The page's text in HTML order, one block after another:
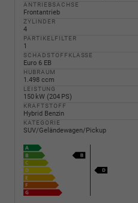
ANTRIEBSACHSE
Frontantrieb
ZYLINDER
4
PARTIKELFILTER
1
SCHADSTOFFKLASSE
Euro 6 EB
HUBRAUM
1.498 ccm
LEISTUNG
150 kW (204 PS)
KRAFTSTOFF
Hybrid Benzin
KATEGORIE
SUV/Geländewagen/Pickup